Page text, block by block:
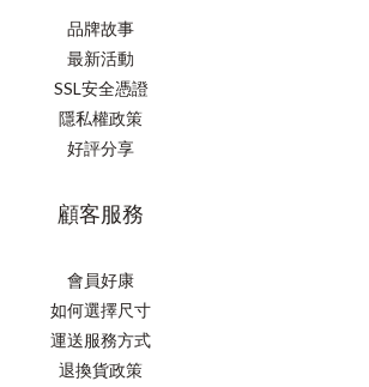
品牌故事
最新活動
SSL安全憑證
隱私權政策
好評分享
顧客服務
會員好康
如何選擇尺寸
運送服務方式
退換貨政策